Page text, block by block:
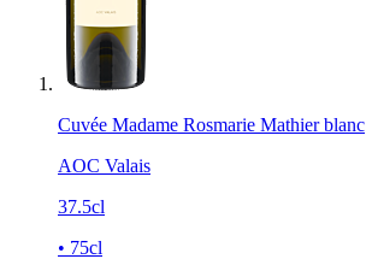
Cuvée Madame Rosmarie Mathier blanc
AOC Valais
37.5cl
• 75cl